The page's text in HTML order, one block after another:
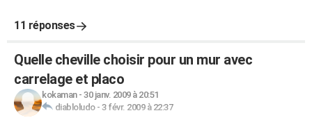
11 réponses
Quelle cheville choisir pour un mur avec
carrelage et placo
kokaman- 30 janv. 2009 à 20:51
diabloludo- 3 févr. 2009 à 22:37